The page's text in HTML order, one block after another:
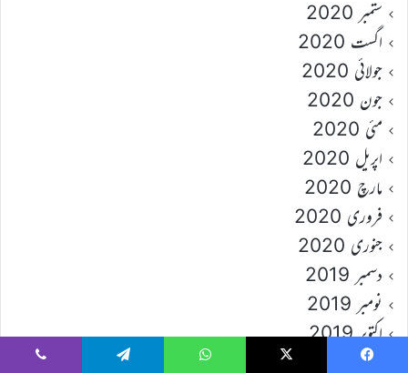
ستمبر 2020
اگست 2020
جولائی 2020
جون 2020
مئی 2020
اپریل 2020
مارچ 2020
فروری 2020
جنوری 2020
دسمبر 2019
نومبر 2019
اکتوبر 2019
ستمبر 2019